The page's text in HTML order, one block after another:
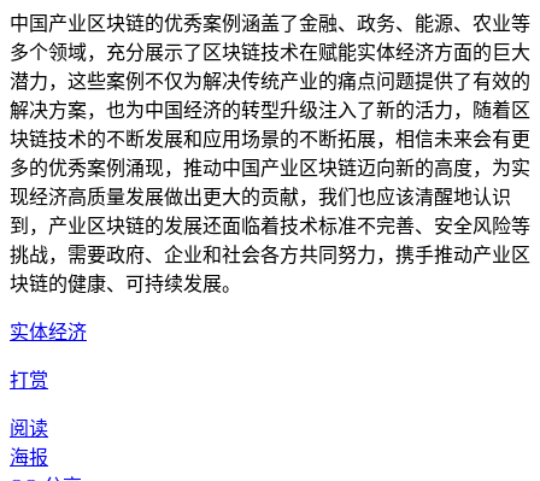
中国产业区块链的优秀案例涵盖了金融、政务、能源、农业等
多个领域，充分展示了区块链技术在赋能实体经济方面的巨大
潜力，这些案例不仅为解决传统产业的痛点问题提供了有效的
解决方案，也为中国经济的转型升级注入了新的活力，随着区
块链技术的不断发展和应用场景的不断拓展，相信未来会有更
多的优秀案例涌现，推动中国产业区块链迈向新的高度，为实
现经济高质量发展做出更大的贡献，我们也应该清醒地认识
到，产业区块链的发展还面临着技术标准不完善、安全风险等
挑战，需要政府、企业和社会各方共同努力，携手推动产业区
块链的健康、可持续发展。
实体经济
打赏
阅读
海报